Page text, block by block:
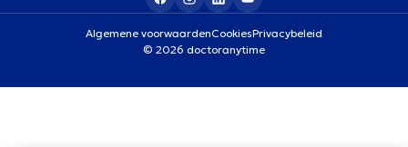
Algemene voorwaardenCookiesPrivacybeleid
© 2026 doctoranytime